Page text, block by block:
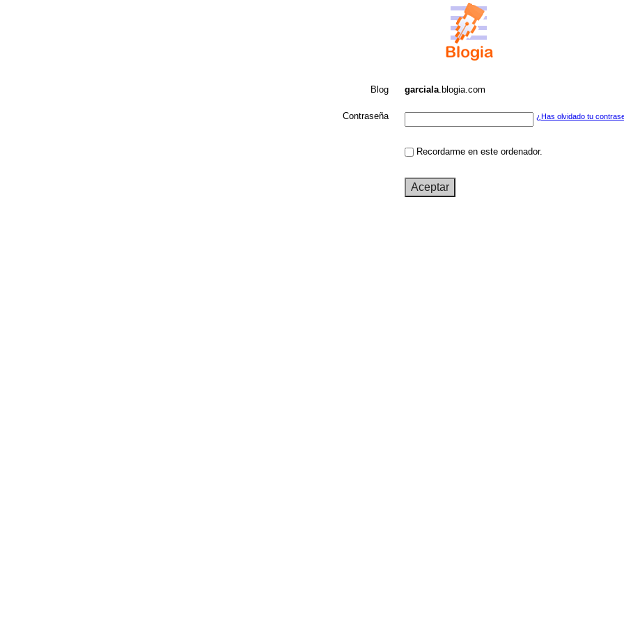
Blog garciala.blogia.com
Contraseña ¿Has olvidado tu
Recordarme en este ordenador.